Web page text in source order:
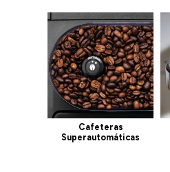
Cafeteras
Superautomáticas